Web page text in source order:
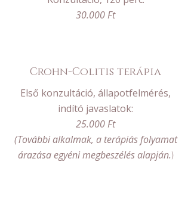
30.000 Ft
Crohn-Colitis terápia
Első konzultáció, állapotfelmérés,
indító javaslatok:
25.000 Ft
(További alkalmak, a terápiás folyamat
árazása egyéni megbeszélés alapján.)